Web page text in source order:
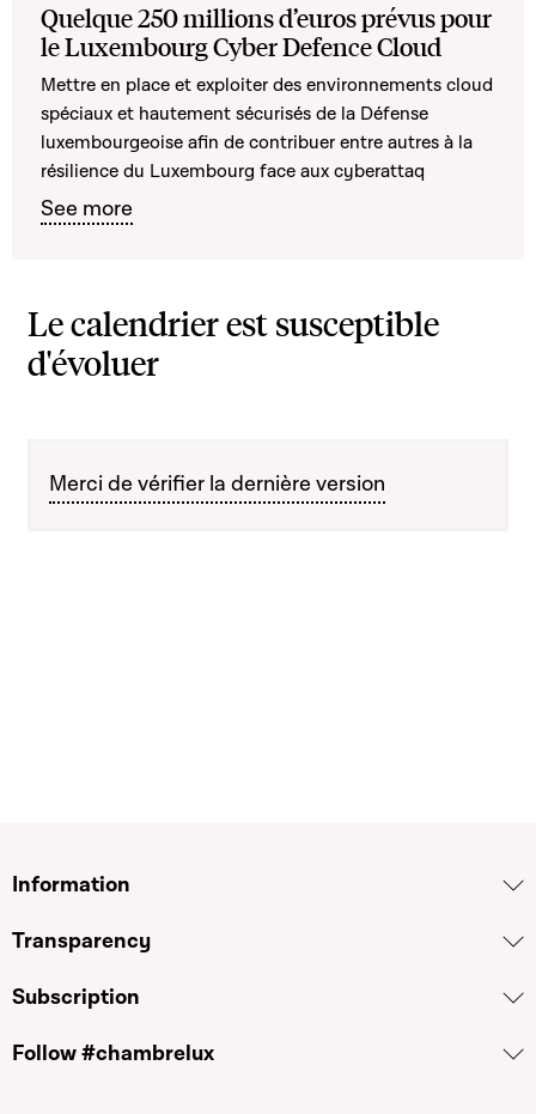
Quelque 250 millions d’euros prévus pour
le Luxembourg Cyber Defence Cloud
Mettre en place et exploiter des environnements cloud
spéciaux et hautement sécurisés de la Défense
luxembourgeoise afin de contribuer entre autres à la
résilience du Luxembourg face aux cyberattaq
See more
Le calendrier est susceptible
d'évoluer
Merci de vérifier la dernière version
Information
Transparency
Subscription
Follow #chambrelux